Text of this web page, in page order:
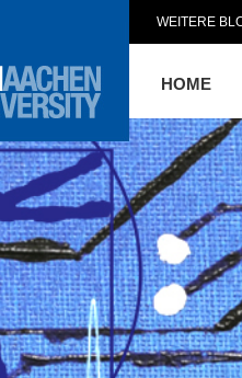
HOME
WEITERE